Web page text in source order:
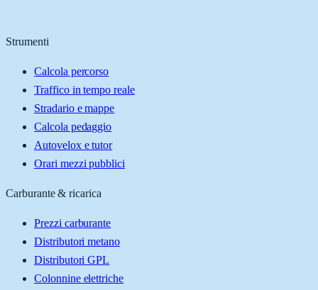
Strumenti
Calcola percorso
Traffico in tempo reale
Stradario e mappe
Calcola pedaggio
Autovelox e tutor
Orari mezzi pubblici
Carburante & ricarica
Prezzi carburante
Distributori metano
Distributori GPL
Colonnine elettriche